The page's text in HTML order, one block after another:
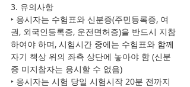
3. 유의사항
‣ 응시자는 수험표와 신분증(주민등록증, 여
권, 외국인등록증, 운전면허증)을 반드시 지참
하여야 하며, 시험시간 중에는 수험표와 함께
자기 책상 위의 좌측 상단에 놓아야 함 (신분
증 미지참자는 응시할 수 없음)
‣ 응시자는 시험 당일 시험시작 20분 전까지